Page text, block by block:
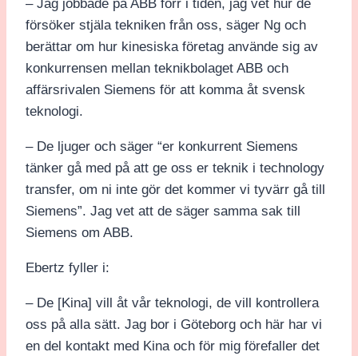
– Jag jobbade på ABB förr i tiden, jag vet hur de
försöker stjäla tekniken från oss, säger Ng och
berättar om hur kinesiska företag använde sig av
konkurrensen mellan teknikbolaget ABB och
affärsrivalen Siemens för att komma åt svensk
teknologi.
– De ljuger och säger “er konkurrent Siemens
tänker gå med på att ge oss er teknik i technology
transfer, om ni inte gör det kommer vi tyvärr gå till
Siemens”. Jag vet att de säger samma sak till
Siemens om ABB.
Ebertz fyller i:
– De [Kina] vill åt vår teknologi, de vill kontrollera
oss på alla sätt. Jag bor i Göteborg och här har vi
en del kontakt med Kina och för mig förefaller det